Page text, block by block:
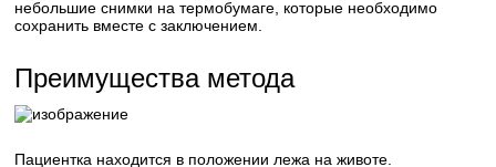
небольшие снимки на термобумаге, которые необходимо
сохранить вместе с заключением.
Преимущества метода
Пациентка находится в положении лежа на животе.